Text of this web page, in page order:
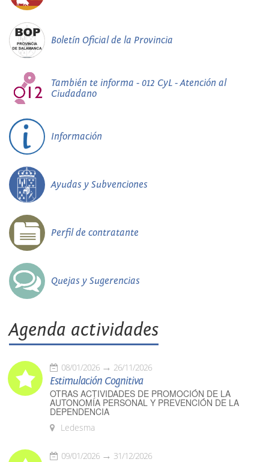
Boletín Oficial de la Provincia
También te informa - 012 CyL - Atención al
Ciudadano
Información
Ayudas y Subvenciones
Perfil de contratante
Quejas y Sugerencias
Agenda actividades
08/01/2026 26/11/2026
Estimulación Cognitiva
OTRAS ACTIVIDADES DE PROMOCIÓN DE LA
AUTONOMÍA PERSONAL Y PREVENCIÓN DE LA
DEPENDENCIA
Ledesma
09/01/2026 31/12/2026